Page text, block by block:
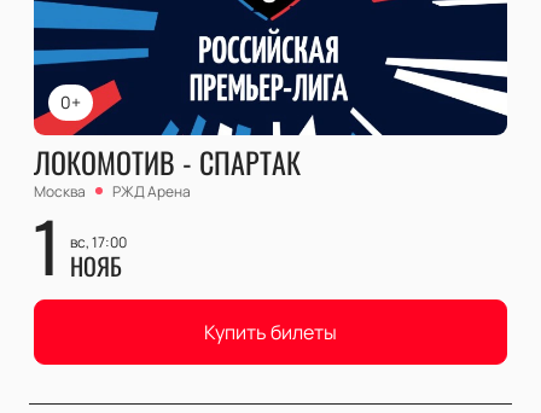
0+
ЛОКОМОТИВ - СПАРТАК
Москва РЖД Арена
1 вс, 17:00
НОЯБ
Купить билеты